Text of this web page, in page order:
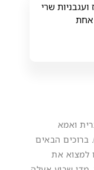
ואמא
ברוכים הבאים
למצוא את
ועגבניות שרי
אחת